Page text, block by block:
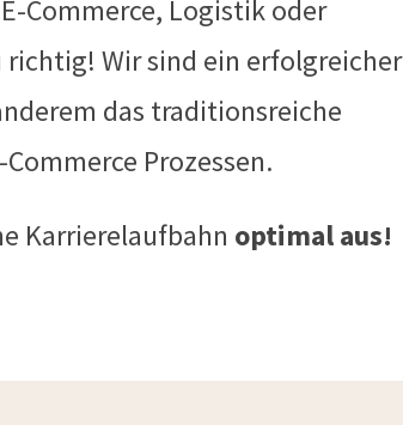
Commerce, Logistik oder
richtig! Wir sind ein erfolgreicher
das traditionsreiche
Prozessen.
Karrierelaufbahn optimal aus!